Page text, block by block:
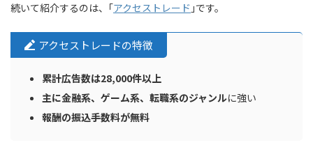
続いて紹介するのは、｢アクセストレード ｣です。
アクセストレードの特徴
累計広告数は28,000件以上
主に金融系、ゲーム系、転職系のジャンルに強い
報酬の振込手数料が無料